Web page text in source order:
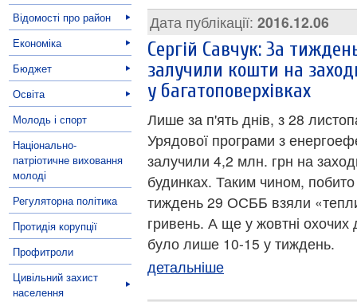
Відомості про район
Економіка
Бюджет
Освіта
Молодь і спорт
Національно-
патріотичне виховання
молоді
Регуляторна політика
Протидія корупції
Профитроли
Цивільний захист
населення
Дата публікації: 2016.12.06
Сергій Савчук: За
залучили кошти на
у багатоповерхівках
Лише за п'ять днів, з 28
Урядової програми з
залучили 4,2 млн. грн на
будинках. Таким чином,
тиждень 29 ОСББ взяли
гривень. А ще у жовтні
було лише 10-15 у тиждень.
детальніше